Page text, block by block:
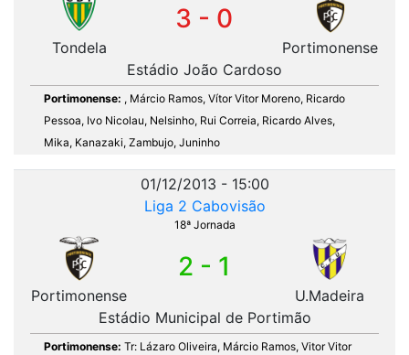
Tondela
3 - 0
Portimonense
Estádio João Cardoso
Portimonense: , Márcio Ramos, Vítor Vitor Moreno, Ricardo
Pessoa, Ivo Nicolau, Nelsinho, Rui Correia, Ricardo Alves,
Mika, Kanazaki, Zambujo, Juninho
01/12/2013 - 15:00
Liga 2 Cabovisão
18ª Jornada
Portimonense
2 - 1
U.Madeira
Estádio Municipal de Portimão
Portimonense: Tr: Lázaro Oliveira, Márcio Ramos, Vitor Vitor